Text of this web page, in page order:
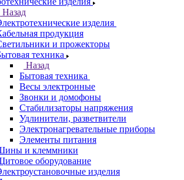
Назад
изделия
продукция
и прожекторы
техника
Назад
Бытовая техника
Весы электронные
Звонки и домофоны
Стабилизаторы напряжения
Удлинители, разветвители
Электронагревательные приборы
Элементы питания
и клеммники
оборудование
изделия